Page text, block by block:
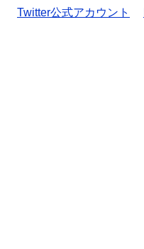
Twitter公式アカウント